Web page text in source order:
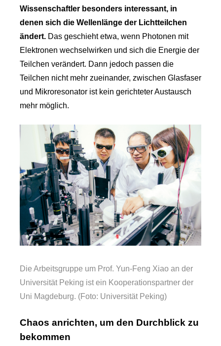
Wissenschaftler besonders interessant, in
denen sich die Wellenlänge der Lichtteilchen
ändert. Das geschieht etwa, wenn Photonen mit
Elektronen wechselwirken und sich die Energie der
Teilchen verändert. Dann jedoch passen die
Teilchen nicht mehr zueinander, zwischen Glasfaser
und Mikroresonator ist kein gerichteter Austausch
mehr möglich.
Die Arbeitsgruppe um Prof. Yun-Feng Xiao an der
Universität Peking ist ein Kooperationspartner der
Uni Magdeburg. (Foto: Universität Peking)
Chaos anrichten, um den Durchblick zu
bekommen